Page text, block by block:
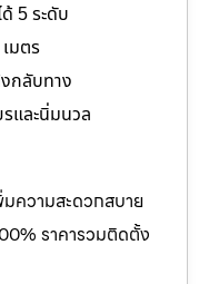
5 ระดับ
มตร
กลับทาง
และนิ่มนวล
มความสะดวกสบาย
ราคารวมติดตั้ง